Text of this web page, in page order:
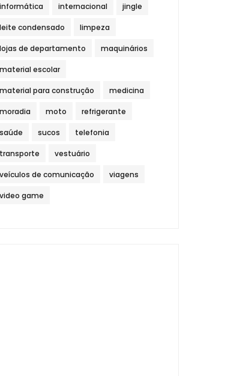
informática internacional jingle
leite condensado limpeza
lojas de departamento maquinários
material escolar
material para construção medicina
moradia moto refrigerante
saúde sucos telefonia
transporte vestuário
veículos de comunicação viagens
video game